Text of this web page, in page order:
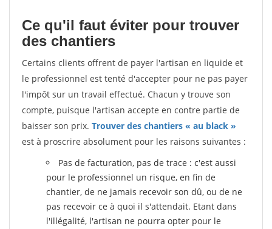
Ce qu'il faut éviter pour trouver
des chantiers
Certains clients offrent de payer l'artisan en liquide et
le professionnel est tenté d'accepter pour ne pas payer
l'impôt sur un travail effectué. Chacun y trouve son
compte, puisque l'artisan accepte en contre partie de
baisser son prix. Trouver des chantiers « au black »
est à proscrire absolument pour les raisons suivantes :
Pas de facturation, pas de trace : c'est aussi
pour le professionnel un risque, en fin de
chantier, de ne jamais recevoir son dû, ou de ne
pas recevoir ce à quoi il s'attendait. Etant dans
l'illégalité, l'artisan ne pourra opter pour le